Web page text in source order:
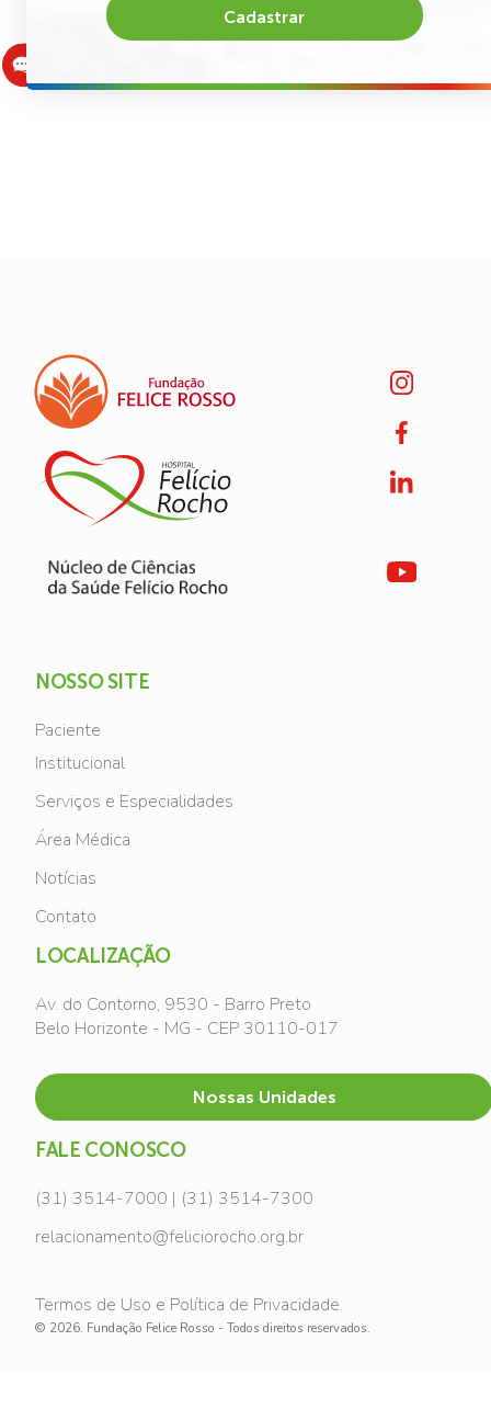
Cadastrar
NOSSO SITE
Paciente
Institucional
Serviços e Especialidades
Área Médica
Notícias
Contato
LOCALIZAÇÃO
Av. do Contorno, 9530 - Barro Preto
Belo Horizonte - MG - CEP 30110-017
Nossas Unidades
FALE CONOSCO
(31) 3514-7000 | (31) 3514-7300
relacionamento@feliciorocho.org.br
Termos de Uso e Política de Privacidade.
© 2026. Fundação Felice Rosso - Todos direitos reservados.